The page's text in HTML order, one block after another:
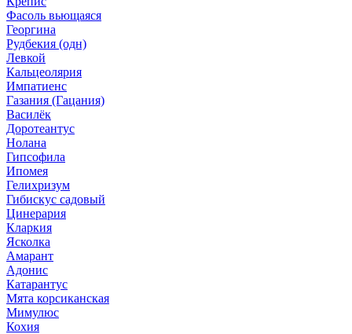
Фасоль вьющаяся
Георгина
Рудбекия (одн)
Левкой
Кальцеолярия
Импатиенс
Газания (Гацания)
Василёк
Доротеантус
Нолана
Гипсофила
Ипомея
Гелихризум
Гибискус садовый
Цинерария
Кларкия
Ясколка
Амарант
Адонис
Катарантус
Мята корсиканская
Мимулюс
Кохия